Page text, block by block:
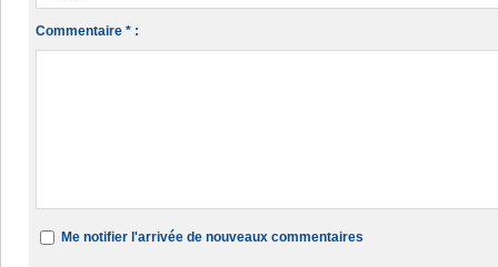
Commentaire * :
Me notifier l'arrivée de nouveaux commentaires